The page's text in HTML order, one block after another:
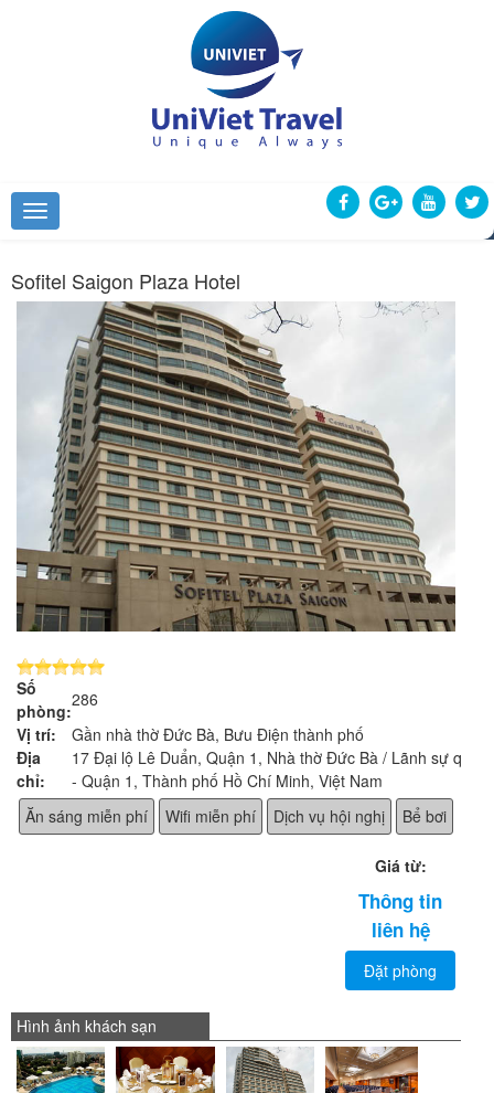
Sofitel Saigon Plaza Hotel
Số
phòng:
286
Vị trí:
Gần nhà thờ Đức Bà, Bưu Điện thành phố
Địa
chỉ:
17 Đại lộ Lê Duẩn, Quận 1, Nhà thờ Đức Bà / Lãnh sự quán
- Quận 1, Thành phố Hồ Chí Minh, Việt Nam
Ăn sáng miễn phí
Wifi miễn phí Dịch vụ hội nghị Bể bơi
Giá từ:
Thông tin
liên hệ
Đặt phòng
Hình ảnh khách sạn